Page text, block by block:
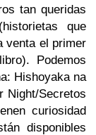
tan queridas
que
venta el primer
Podemos
Hishoyaka na
Night/Secretos
curiosidad
disponibles